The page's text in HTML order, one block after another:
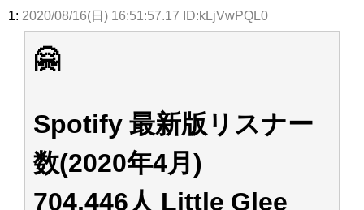
花考案グッズ＆生写真5種が公開される
アイドル – ぷぅアンテナ / 「乃木坂46ののぎおび⊿」北野日奈子が生配
アイドル – ぷぅアンテナ / 【乃木坂46】井上和の『なぎおはぎ』って こん
ぺいとう×いちごみるく×マヨラー星人 と同じと考えてよろしいですか？
ーン.gif
ふぇどみ！ / 【悲報】呪術廻戦、視聴率5.1%
ふぇどみ！ / 【画像】スポ－ツキャスターお姉さん・ハメまくりだったｗｗ
ｗｗｗｗｗｗｗｗｗｗ
1: 2020/08/16(日) 16:51:57.17 ID:kLjVwPQL0
🤗
Spotify 最新版リスナー
数(2020年4月)
704,446人 Little Glee